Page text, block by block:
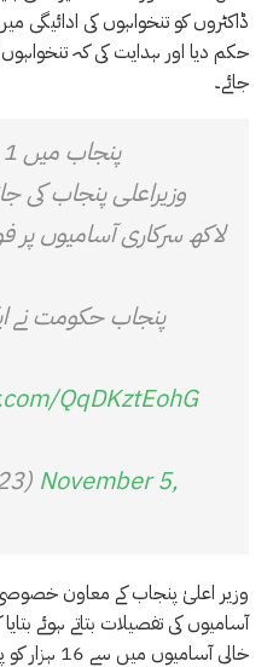
ڈاکٹروں کو تنخواہوں کی ادائیگی
حکم دیا اور ہدایت کی کہ تنخواہوں
جائے۔
پنجاب میں 1 لاکھ نوکریوں کی منظوری
لاکھ سرکاری آسامیوں
پنجاب حکومت نے
QqDKztEohG
November 5,
وزیر اعلیٰ پنجاب کے معاون
خالی